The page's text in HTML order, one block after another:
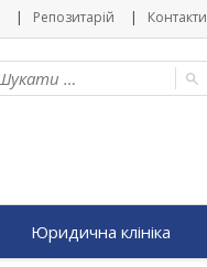
Репозитарій Контакти
Юридична клініка